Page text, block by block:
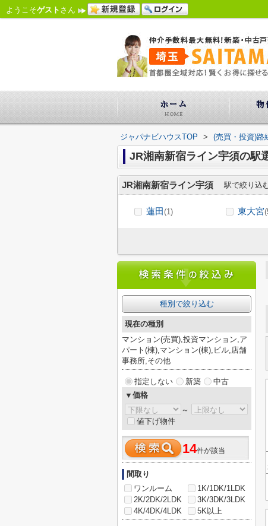
ようこそゲスト さん
ジャパナビハウスTOP > (売買・投資)路
JR湘南新宿ライン宇須の駅
JR湘南新宿ライン宇須 駅で絞り込
蓮田(1) 東大宮
種別で絞り込む
現在の種別
マンション(売買),投資マンション,ア
パート(棟),マンション(棟),ビル,店舗
事務所,その他
指定しない 新築
中古
▼価格
～
値下げ物件
14件が該当
間取り
ワンルーム
1K/1DK/1LDK
2K/2DK/2LDK
3K/3DK/3LDK
4K/4DK/4LDK
5K以上